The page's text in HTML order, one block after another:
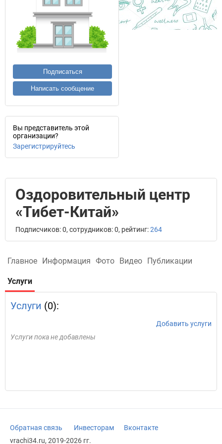
Подписаться
Написать сообщение
Вы представитель этой
организации?
Зарегистрируйтесь
Оздоровительный центр
«Тибет-Китай»
Подписчиков: 0, сотрудников: 0, рейтинг:264
Главное Информация Фото Видео Публикации
Услуги
Услуги (0):
Добавить услуги
Услуги пока не добавлены
Обратная связь Инвесторам
Вконтакте
vrachi34.ru, 2019-2026 гг.